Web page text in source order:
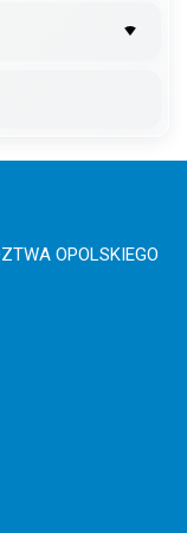
OPOLSKIEGO